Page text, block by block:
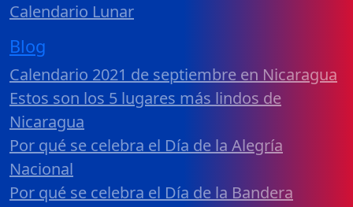
Calendario Lunar
Blog
Calendario 2021 de septiembre en Nicaragua
Estos son los 5 lugares más lindos de
Nicaragua
Por qué se celebra el Día de la Alegría
Nacional
Por qué se celebra el Día de la Bandera